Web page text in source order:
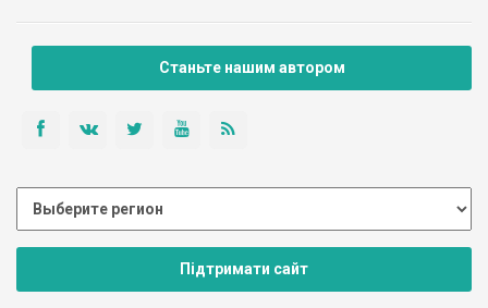
Станьте нашим автором
Підтримати сайт